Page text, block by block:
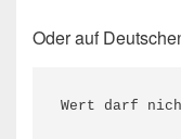
Oder auf
Wert darf